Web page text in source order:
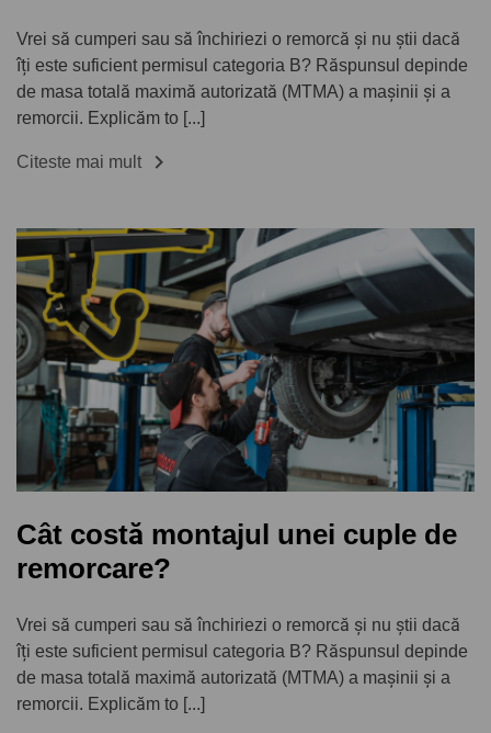
Vrei să cumperi sau să închiriezi o remorcă și nu știi dacă
îți este suficient permisul categoria B? Răspunsul depinde
de masa totală maximă autorizată (MTMA) a mașinii și a
remorcii. Explicăm to [...]
Citeste mai mult 
Cât costă montajul unei cuple de
remorcare?
Vrei să cumperi sau să închiriezi o remorcă și nu știi dacă
îți este suficient permisul categoria B? Răspunsul depinde
de masa totală maximă autorizată (MTMA) a mașinii și a
remorcii. Explicăm to [...]